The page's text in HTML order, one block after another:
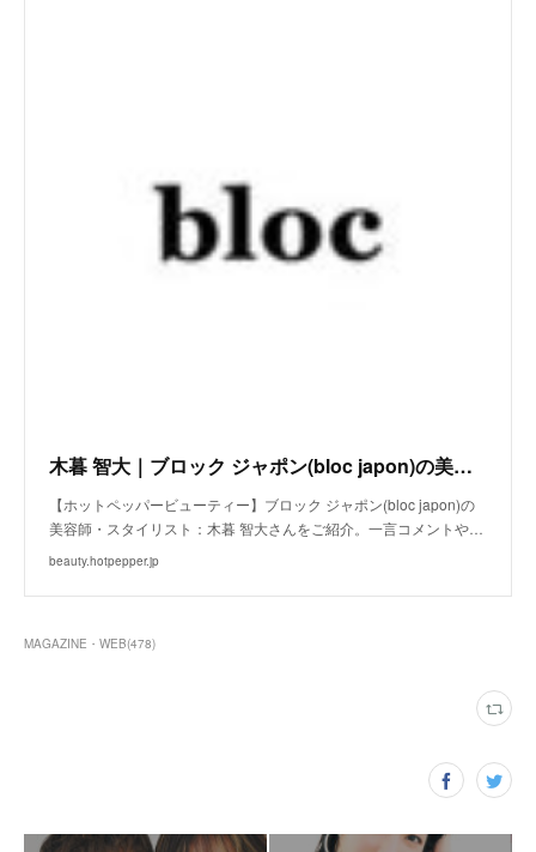
木暮 智大｜ブロック ジャポン(bloc japon)の美容師・スタイリスト｜ホットペッパービューティー
【ホットペッパービューティー】ブロック ジャポン(bloc japon)の
美容師・スタイリスト：木暮 智大さんをご紹介。一言コメントや…
beauty.hotpepper.jp
MAGAZINE・WEB(478)